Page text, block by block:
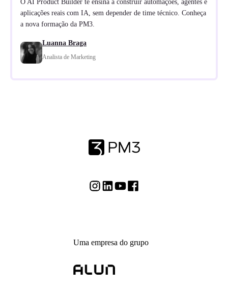
O AI Product Builder te ensina a construir automações, agentes e
aplicações reais com IA, sem depender de time técnico. Conheça
a nova formação da PM3.
Luanna Braga
Analista de Marketing
Uma empresa do grupo